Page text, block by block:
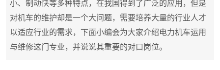
小、制动快等多种特点，在我国得到了广泛的应用，但是
对机车的维护却是一个大问题，需要培养大量的行业人才
以适应行业的需求，下面小编会为大家介绍电力机车运用
与维修这门专业，并说说其重要的对口岗位。